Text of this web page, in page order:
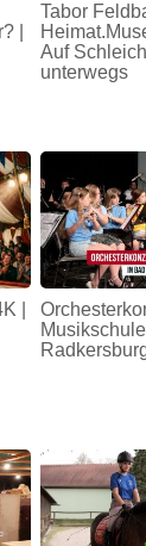
|
Tabor
Auf
unterwegs
|